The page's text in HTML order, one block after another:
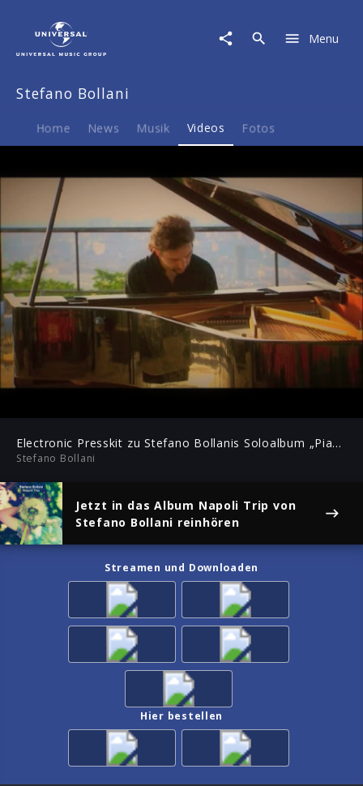
Video
Electronic
Stefano
Soloalbum
von
Menu
Stefano Bollani
Home News Musik Videos Fotos
Play Mute
Play
Electronic Presskit zu Stefano Bollanis Soloalbum „Piano Solo“ von 2006.
Stefano Bollani
Jetzt in das Album Napoli Trip von
Stefano Bollani reinhören
Streamen und Downloaden
Hier bestellen